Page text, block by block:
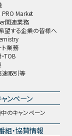
PRO Market
関連業務
望する企業の皆様へ
ト業務
TOB
速取引等
ンペーン
のキャンペーン
組・協賛情報